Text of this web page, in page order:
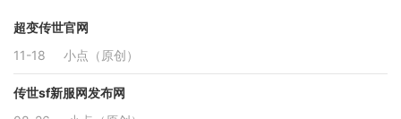
超变传世官网
11-18
小点（原创）
传世sf新服网发布网